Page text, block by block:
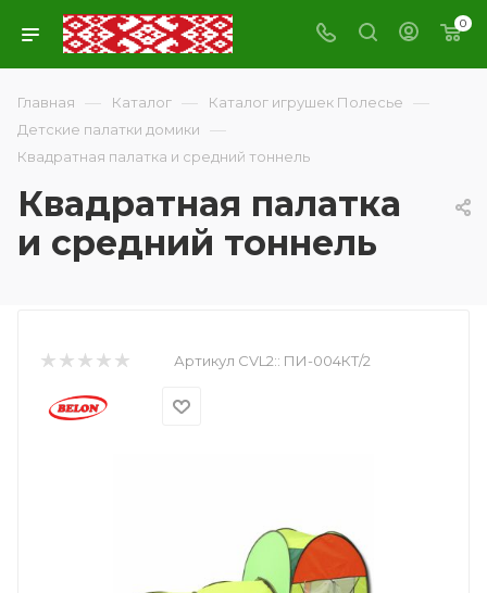
0
Главная — Каталог — Каталог игрушек Полесье —
Детские палатки домики —
Квадратная палатка и средний тоннель
Квадратная палатка
и средний тоннель
Артикул CVL2:: ПИ-004КТ/2